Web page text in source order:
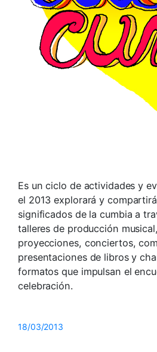
Es un ciclo de actividades y
el 2013 explorará y
significados de la cumbia a
talleres de producción
proyecciones, conciertos,
presentaciones de libros y
formatos que impulsan el
celebración.
18/03/2013